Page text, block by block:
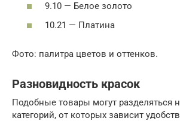
9.10 — Белое золото
10.21 — Платина
Фото: палитра цветов и оттенков.
Разновидность красок
Подобные товары могут разделяться
категорий, от которых зависит